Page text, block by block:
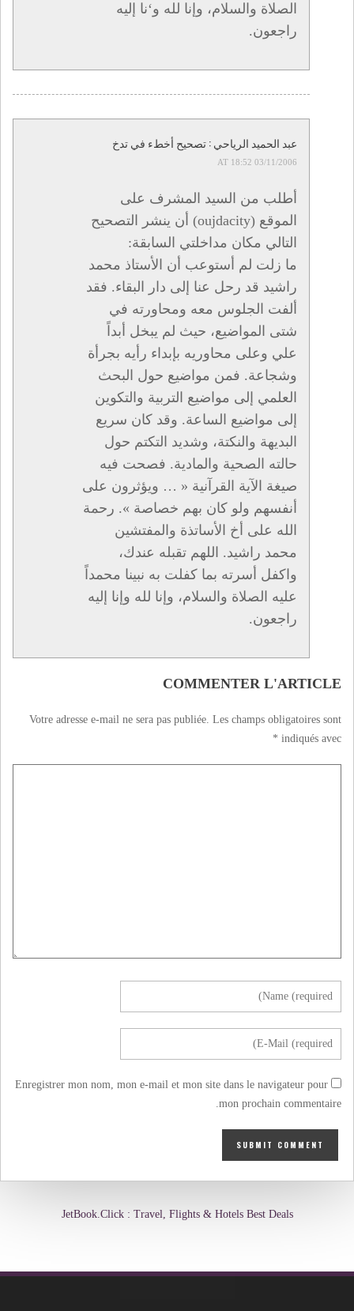
الصلاة والسلام، وإنا لله و‘نا إليه
راجعون.
عبد الحميد الرياحي : تصحيح أخطء في تدخ
03/11/2006 AT 18:52
أطلب من السيد المشرف على
الموقع (oujdacity) أن ينشر التصحيح
التالي مكان مداخلتي السابقة:
ما زلت لم أستوعب أن الأستاذ محمد
راشيد قد رحل عنا إلى دار البقاء. فقد
ألفت الجلوس معه ومحاورته في
شتى المواضيع، حيث لم يبخل أبداً
علي وعلى محاوريه بإبداء رأيه بجرأة
وشجاعة. فمن مواضيع حول البحث
العلمي إلى مواضيع التربية والتكوين
إلى مواضيع الساعة. وقد كان سريع
البديهة والنكتة، وشديد التكتم حول
حالته الصحية والمادية. فصحت فيه
صيغة الآية القرآنية « … ويؤثرون على
أنفسهم ولو كان بهم خصاصة ». رحمة
الله على أخ الأساتذة والمفتشين
محمد راشيد. اللهم تقبله عندك،
واكفل أسرته بما كفلت به نبينا محمداً
عليه الصلاة والسلام، وإنا لله وإنا إليه
راجعون.
COMMENTER L'ARTICLE
Votre adresse e-mail ne sera pas publiée. Les champs obligatoires sont
indiqués avec
*
Enregistrer mon nom, mon e-mail et mon site dans le navigateur pour
mon prochain commentaire.
JetBook.Click : Travel, Flights & Hotels Best Deals